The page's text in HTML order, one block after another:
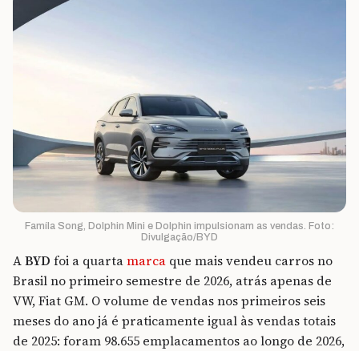
Famíla Song, Dolphin Mini e Dolphin impulsionam as vendas. Foto:
Divulgação/BYD
ABYD foi a quartamarca que mais vendeu carros no
Brasil no primeiro semestre de 2026, atrás apenas de
VW, Fiat GM. O volume de vendas nos primeiros seis
meses do ano já é praticamente igual às vendas totais
de 2025: foram 98.655 emplacamentos ao longo de 2026,